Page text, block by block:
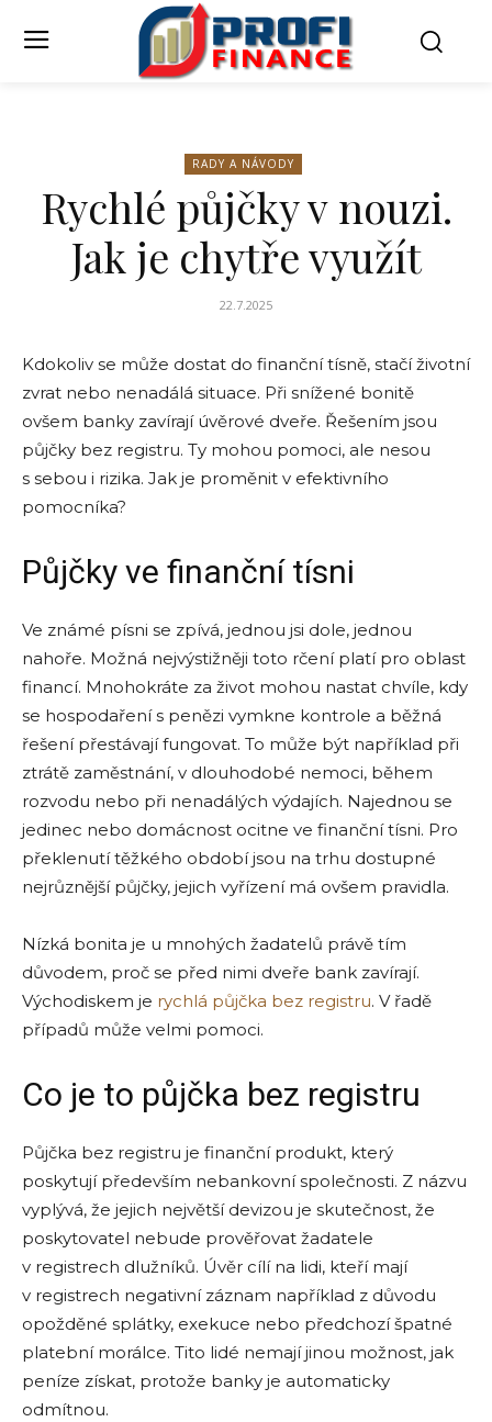
RADY A NÁVODY
Rychlé půjčky v nouzi.
Jak je chytře využít
22.7.2025
Kdokoliv se může dostat do finanční tísně, stačí životní
zvrat nebo nenadálá situace. Při snížené bonitě
ovšem banky zavírají úvěrové dveře. Řešením jsou
půjčky bez registru. Ty mohou pomoci, ale nesou
s sebou i rizika. Jak je proměnit v efektivního
pomocníka?
Půjčky ve finanční tísni
Ve známé písni se zpívá, jednou jsi dole, jednou
nahoře. Možná nejvýstižněji toto rčení platí pro oblast
financí. Mnohokráte za život mohou nastat chvíle, kdy
se hospodaření s penězi vymkne kontrole a běžná
řešení přestávají fungovat. To může být například při
ztrátě zaměstnání, v dlouhodobé nemoci, během
rozvodu nebo při nenadálých výdajích. Najednou se
jedinec nebo domácnost ocitne ve finanční tísni. Pro
překlenutí těžkého období jsou na trhu dostupné
nejrůznější půjčky, jejich vyřízení má ovšem pravidla.
Nízká bonita je u mnohých žadatelů právě tím
důvodem, proč se před nimi dveře bank zavírají.
Východiskem je rychlá půjčka bez registru. V řadě
případů může velmi pomoci.
Co je to půjčka bez registru
Půjčka bez registru je finanční produkt, který
poskytují především nebankovní společnosti. Z názvu
vyplývá, že jejich největší devizou je skutečnost, že
poskytovatel nebude prověřovat žadatele
v registrech dlužníků. Úvěr cílí na lidi, kteří mají
v registrech negativní záznam například z důvodu
opožděné splátky, exekuce nebo předchozí špatné
platební morálce. Tito lidé nemají jinou možnost, jak
peníze získat, protože banky je automaticky
odmítnou.